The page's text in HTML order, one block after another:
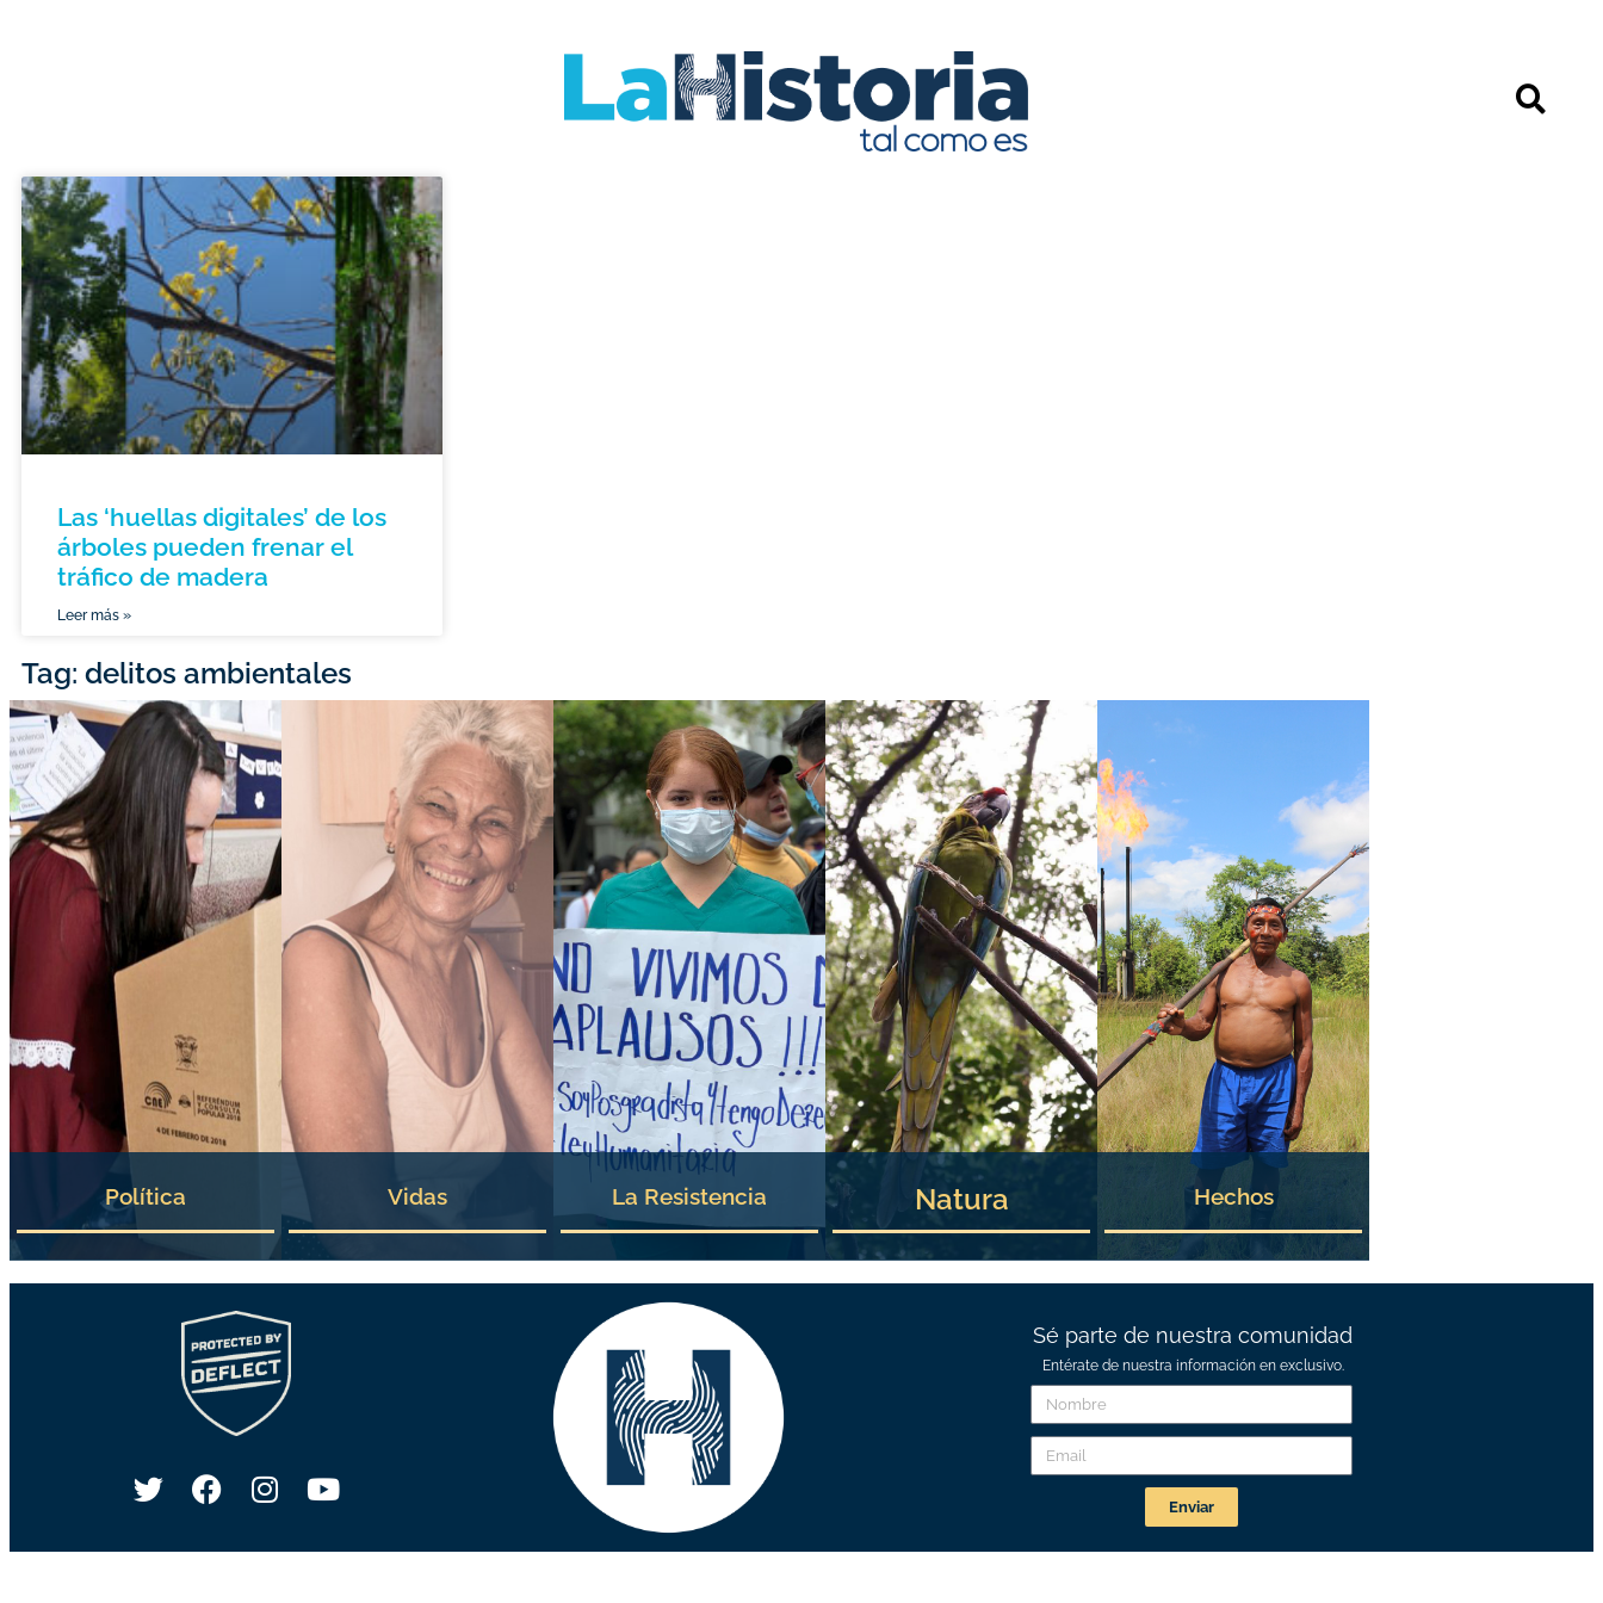
Las ‘huellas digitales’ de los
árboles pueden frenar el
tráfico de madera
Leer más »
Tag: delitos ambientales
Política Vidas La Resistencia Natura Hechos
Sé parte de nuestra comunidad
Entérate de nuestra información en exclusivo.
Enviar